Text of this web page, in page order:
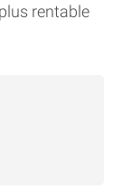
rentable